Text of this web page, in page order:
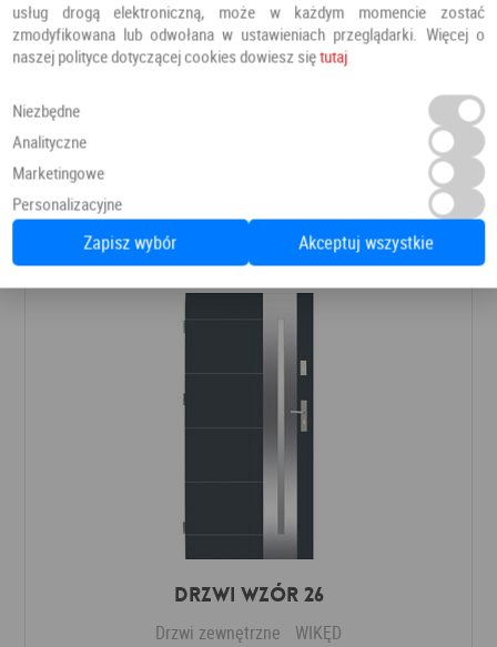
8 366,00 PLN
Dodaj do ulubionych
Drzwi Wzór 26
Drzwi zewnętrzne WIKĘD
usług drogą elektroniczną, może w każdym momencie zostać
zmodyfikowana lub odwołana w ustawieniach przeglądarki. Więcej o
naszej polityce dotyczącej cookies dowiesz siętutaj
Niezbędne
Analityczne
Marketingowe
Personalizacyjne
Zapisz wybór Akceptuj wszystkie